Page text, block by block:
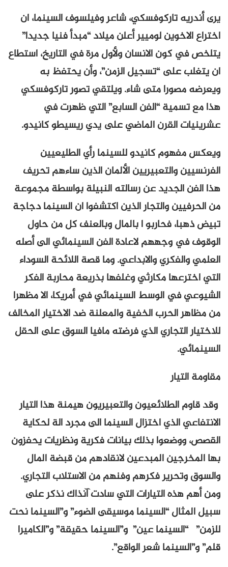
يرى أندريه تاركوفسكي، شاعر وفيلسوف السينما، ان
اختراع الاخوين لوميير أعلن ميلاد “مبدأ فنيا جديدا”
يتلخص في كون الانسان ولأول مرة في التاريخ، استطاع
ان يتغلب على “تسجيل الزمن”، وأن يحتفظ به
ويعرضه مصورا متى شاء. ويلتقي تصور تاركوفسكي
هذا مع تسمية “الفن السابع” التي ظهرت في
عشرينيات القرن الماضي على يدي ريسيطو كانيدو.
ويعكس مفهوم كانيدو للسينما رأي الطليعيين
الفرنسيين والتعبيريين الألمان الذين ساءهم تحريف
هذا الفن الجديد عن رسالته النبيلة بواسطة مجموعة
من الحرفيين والتجار الذين اكتشفوا ان السينما دجاجة
تبيض ذهبا، فحاربو ا بالمال وبالعنف كل من حاول
الوقوف في وجههم لاعادة الفن السينمائي الى أصله
العلمي والفكري والابداعي. وما قصة اللائحة السوداء
التي اخترعها مكارثي وغلفها بذريعة محاربة الفكر
الشيوعي في الوسط السينمائي في أمريكا، الا مظهرا
من مظاهر الحرب الخفية والمعلنة ضد الاختيار المخالف
للاختيار التجاري الذي فرضته مافيا السوق على الحقل
السينمائي.
مقاومة التيار
وقد قاوم الطلائعيون والتعبيريون هيمنة هذا التيار
الانتفاعي الذي اختزال السينما الى مجرد الة لحكاية
القصص، ووضعوا بذلك بيانات فكرية ونظريات يحفزون
بها المخرجين المبدعين لانقادهم من قبضة المال
والسوق وتحرير فكرهم وفنهم من الاستلاب التجاري.
ومن أهم هذه التيارات التي سادت آنذاك نذكر على
سبيل المثال “السينما موسيقى الضوء” و”السينما نحت
للزمن” “السينما عين” و”السينما حقيقة” و”الكاميرا
قلم” و”السينما شعر الواقع”.